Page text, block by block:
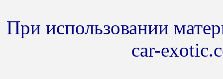
При использовании
car-